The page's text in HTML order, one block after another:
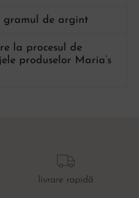
gramul de argint
la procesul de
produselor Maria’s
livrare rapidă